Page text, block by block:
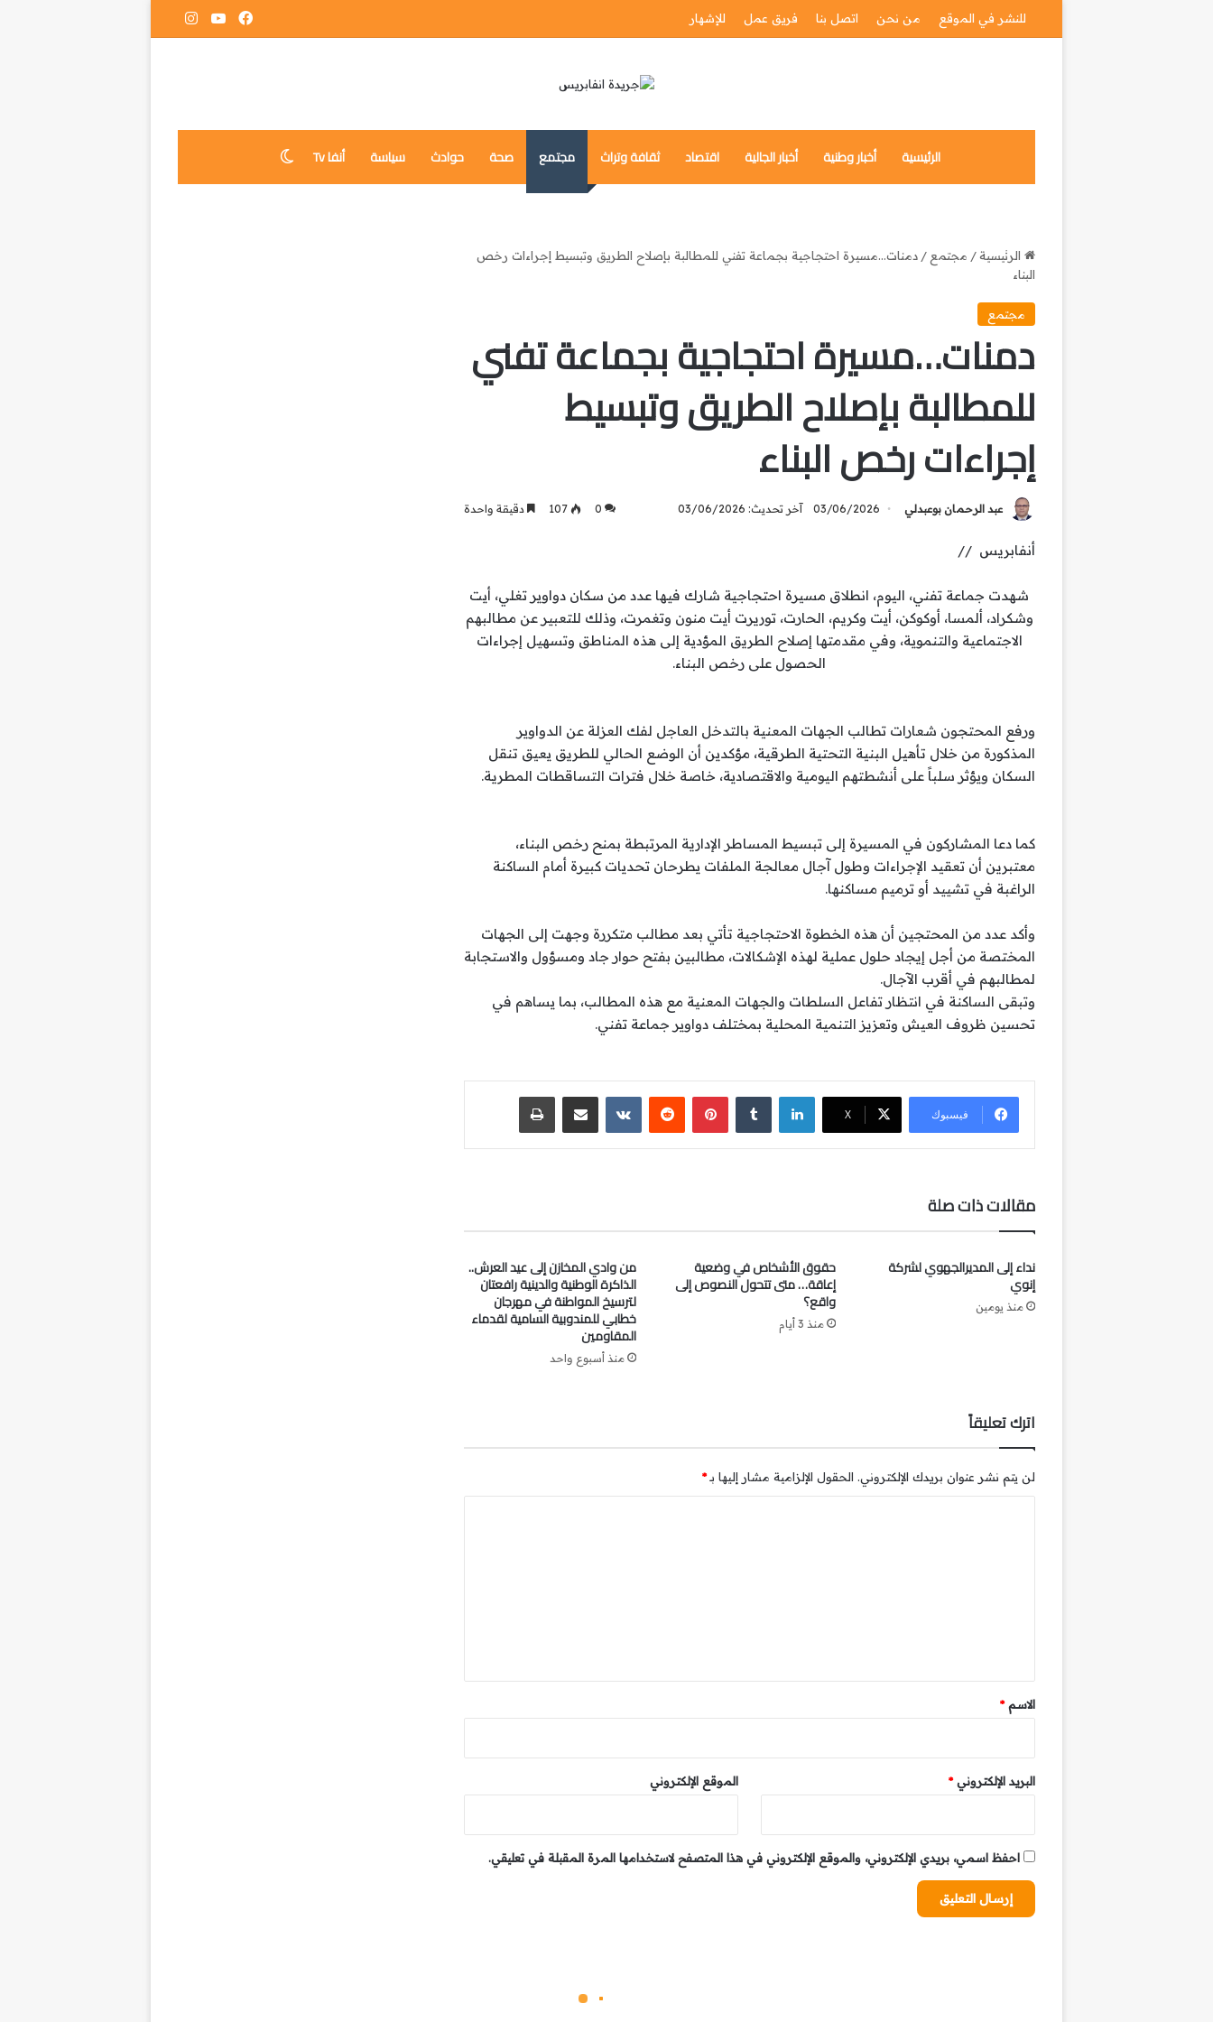
للنشر في الموقع من نحن اتصل بنا فريق عمل للإشهار فيسبوك‫YouTube
الرئيسية أخبار وطنية أخبار الجالية اقتصاد ثقافة وتراث مجتمع صحة حوادث سياسة أنفا Tv
الرئيسية/ مجتمع / دمنات…مسيرة احتجاجية بجماعة تفني للمطالبة بإصلاح الطريق وتبسيط إجراءات رخص
البناء
مجتمع
دمنات…مسيرة احتجاجية بجماعة تفني
للمطالبة بإصلاح الطريق وتبسيط
إجراءات رخص البناء
عبد الرحمان بوعبدلي 03/06/2026 آخر تحديث: 03/06/2026 0
107 دقيقة واحدة
أنفابريس //
شهدت جماعة تفني، اليوم، انطلاق مسيرة احتجاجية شارك فيها عدد من سكان دواوير تغلي، أيت
وشكراد، ألمسا، أوكوكن، أيت وكريم، الحارت، توريرت أيت منون وتغمرت، وذلك للتعبير عن مطالبهم
الاجتماعية والتنموية، وفي مقدمتها إصلاح الطريق المؤدية إلى هذه المناطق وتسهيل إجراءات
الحصول على رخص البناء.
ورفع المحتجون شعارات تطالب الجهات المعنية بالتدخل العاجل لفك العزلة عن الدواوير
المذكورة من خلال تأهيل البنية التحتية الطرقية، مؤكدين أن الوضع الحالي للطريق يعيق تنقل
السكان ويؤثر سلباً على أنشطتهم اليومية والاقتصادية، خاصة خلال فترات التساقطات المطرية.
كما دعا المشاركون في المسيرة إلى تبسيط المساطر الإدارية المرتبطة بمنح رخص البناء،
معتبرين أن تعقيد الإجراءات وطول آجال معالجة الملفات يطرحان تحديات كبيرة أمام الساكنة
الراغبة في تشييد أو ترميم مساكنها.
وأكد عدد من المحتجين أن هذه الخطوة الاحتجاجية تأتي بعد مطالب متكررة وجهت إلى الجهات
المختصة من أجل إيجاد حلول عملية لهذه الإشكالات، مطالبين بفتح حوار جاد ومسؤول والاستجابة
لمطالبهم في أقرب الآجال.
وتبقى الساكنة في انتظار تفاعل السلطات والجهات المعنية مع هذه المطالب، بما يساهم في
تحسين ظروف العيش وتعزيز التنمية المحلية بمختلف دواوير جماعة تفني.
فيسبوك ‫X
لينكدإن بينتيريست
مقالات ذات صلة
نداء إلى المديرالجهوي لشركة
إنوي
منذ يومين
حقوق الأشخاص في وضعية
إعاقة… متى تتحول النصوص إلى
واقع؟
منذ 3 أيام
من وادي المخازن إلى عيد العرش..
الذاكرة الوطنية والدينية رافعتان
لترسيخ المواطنة في مهرجان
خطابي للمندوبية السامية لقدماء
المقاومين
منذ أسبوع واحد
اترك تعليقاً
لن يتم نشر عنوان بريدك الإلكتروني. الحقول الإلزامية مشار إليها بـ*
*
الاسم*
البريد الإلكتروني* الموقع الإلكتروني
احفظ اسمي، بريدي الإلكتروني، والموقع الإلكتروني في هذا المتصفح لاستخدامها المرة المقبلة في تعليقي.